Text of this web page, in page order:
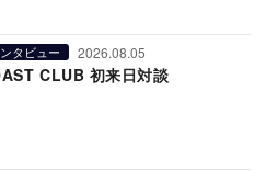
タビュー 2026.08.05
CLUB 初来日対談